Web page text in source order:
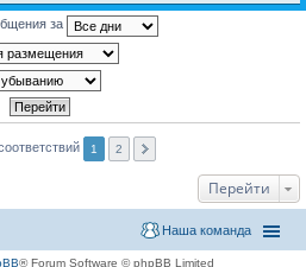
за
1 2
Перейти
Наша команда
® Forum Software © phpBB Limited